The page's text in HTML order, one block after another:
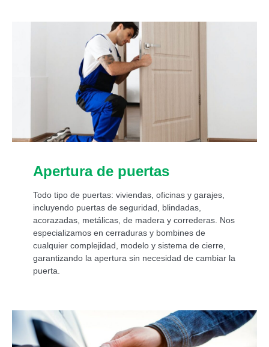
Apertura de puertas
Todo tipo de puertas: viviendas, oficinas y garajes,
incluyendo puertas de seguridad, blindadas,
acorazadas, metálicas, de madera y correderas. Nos
especializamos en cerraduras y bombines de
cualquier complejidad, modelo y sistema de cierre,
garantizando la apertura sin necesidad de cambiar la
puerta.